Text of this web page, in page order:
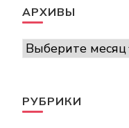
АРХИВЫ
Архивы
РУБРИКИ